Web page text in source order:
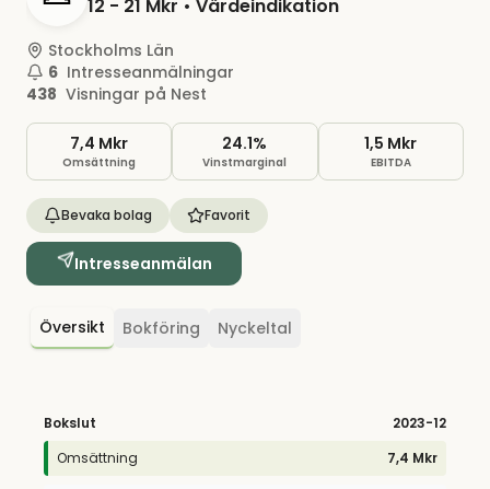
12 - 21 Mkr • Värdeindikation
Stockholms Län
6 Intresseanmälningar
438 Visningar på Nest
7,4 Mkr
Omsättning
24.1%
Vinstmarginal
1,5 Mkr
EBITDA
Bevaka bolag Favorit
Intresseanmälan
Översikt Bokföring Nyckeltal
Bokslut 2023-12
Omsättning
7,4 Mkr